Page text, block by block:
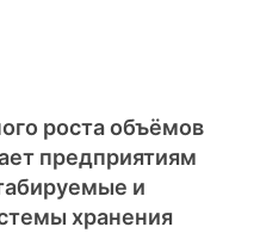
роста объёмов
предприятиям
и
хранения